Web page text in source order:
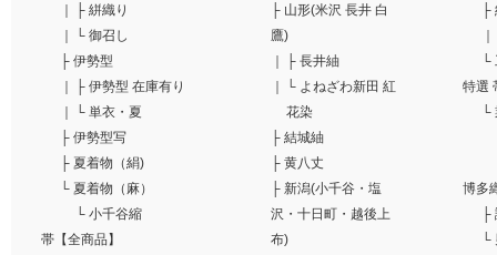
｜
├ 絣織り
｜
└ 御召し
├ 伊勢型
｜
├ 伊勢型 在庫有り
｜
└ 単衣・夏
├ 伊勢型写
├ 夏着物（絹)
└ 夏着物（麻）
└ 小千谷縮
帯【全商品】
├ 山形(米沢 長井 白
鷹)
｜
├ 長井紬
｜
└ よねざわ新田 紅
花染
├ 結城紬
├ 黄八丈
├ 新潟(小千谷・塩
沢・十日町・越後上
布)
├
｜
└
特選
└
博多
├
└